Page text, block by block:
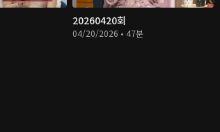
20260420회
04/20/2026 • 47분